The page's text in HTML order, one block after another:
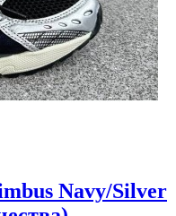
Navy/Silver